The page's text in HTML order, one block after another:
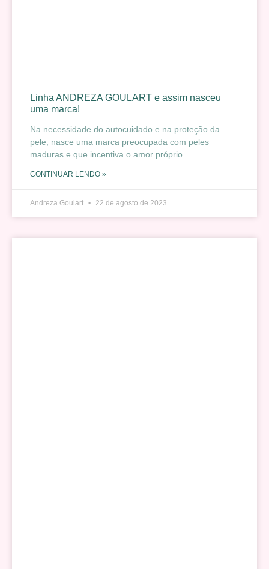
Linha ANDREZA GOULART e assim nasceu
uma marca!
Na necessidade do autocuidado e na proteção da
pele, nasce uma marca preocupada com peles
maduras e que incentiva o amor próprio.
CONTINUAR LENDO »
Andreza Goulart 22 de agosto de 2023